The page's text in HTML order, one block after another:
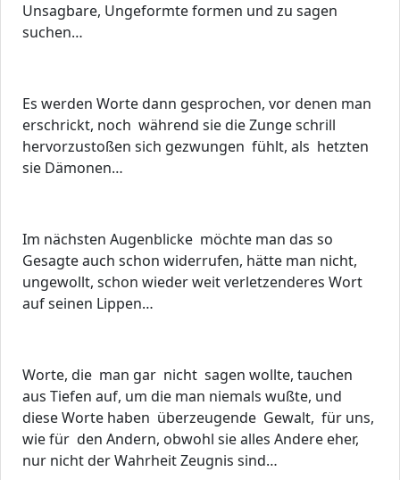
Unsagbare, Ungeformte formen und zu sagen
suchen…
Es werden Worte dann gesprochen, vor denen man
erschrickt, noch während sie die Zunge schrill
hervorzustoßen sich gezwungen fühlt, als hetzten
sie Dämonen…
Im nächsten Augenblicke möchte man das so
Gesagte auch schon widerrufen, hätte man nicht,
ungewollt, schon wieder weit verletzenderes Wort
auf seinen Lippen…
Worte, die man gar nicht sagen wollte, tauchen
aus Tiefen auf, um die man niemals wußte, und
diese Worte haben überzeugende Gewalt, für uns,
wie für den Andern, obwohl sie alles Andere eher,
nur nicht der Wahrheit Zeugnis sind…